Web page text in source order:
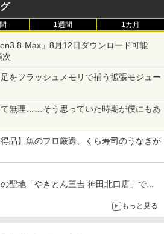
1週間 1カ月
Max」8月12日ダウンロード可能
次
をフラッシュメモリで補う拡張モジュー
て無理……そう思っていた時期が僕にもあ
得品】魚のプロ厳選、くら寿司のうなぎが
聖地「やきとん三吉 神田北口店」で
はNVIDIAに怒られたからではないもっと見る